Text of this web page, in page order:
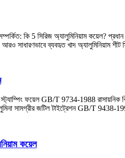
কি 5 সিরিজ অ্যালুমিনিয়াম কয়েল?
ব্যবহৃত খাদ অ্যালুমিনিয়াম শীট
ফয়েল GB/T 9734-1988 রাসায়নিক
সামগ্রীর জটিল টাইট্রেশন GB/T
কয়েল